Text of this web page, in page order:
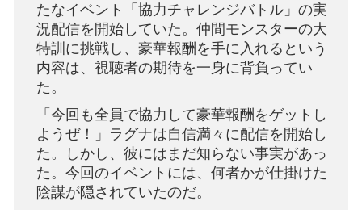
たなイベント「協力チャレンジバトル」の実
況配信を開始していた。仲間モンスターの大
特訓に挑戦し、豪華報酬を手に入れるという
内容は、視聴者の期待を一身に背負ってい
た。
「今回も全員で協力して豪華報酬をゲットし
ようぜ！」ラグナは自信満々に配信を開始し
た。しかし、彼にはまだ知らない事実があっ
た。今回のイベントには、何者かが仕掛けた
陰謀が隠されていたのだ。